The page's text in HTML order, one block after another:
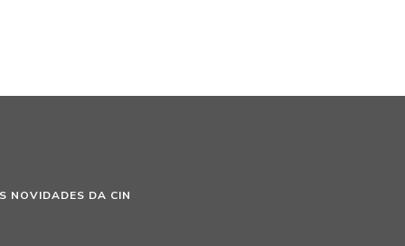
NOVIDADES DA CIN